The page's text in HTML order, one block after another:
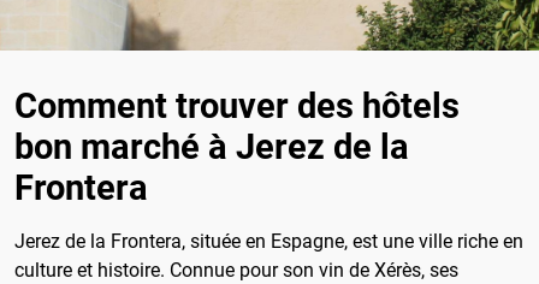
Comment trouver des hôtels
bon marché à Jerez de la
Frontera
Jerez de la Frontera, située en Espagne, est une ville riche en
culture et histoire. Connue pour son vin de Xérès, ses